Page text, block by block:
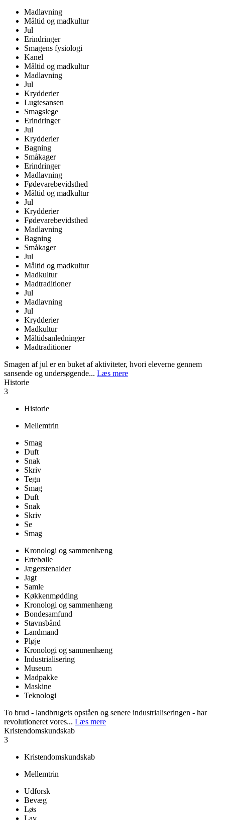
Madlavning
Måltid og madkultur
Jul
Erindringer
Smagens fysiologi
Kanel
Måltid og madkultur
Madlavning
Jul
Krydderier
Lugtesansen
Smagslege
Erindringer
Jul
Krydderier
Bagning
Småkager
Erindringer
Madlavning
Fødevarebevidsthed
Måltid og madkultur
Jul
Krydderier
Fødevarebevidsthed
Madlavning
Bagning
Småkager
Jul
Måltid og madkultur
Madkultur
Madtraditioner
Jul
Madlavning
Jul
Krydderier
Madkultur
Måltidsanledninger
Madtraditioner
Smagen af jul er en buket af aktiviteter, hvori eleverne gennem
sansende og undersøgende... Læs mere
Historie
3
Historie
Mellemtrin
Smag
Duft
Snak
Skriv
Tegn
Smag
Duft
Snak
Skriv
Se
Smag
Kronologi og sammenhæng
Ertebølle
Jægerstenalder
Jagt
Samle
Køkkenmødding
Kronologi og sammenhæng
Bondesamfund
Stavnsbånd
Landmand
Pløje
Kronologi og sammenhæng
Industrialisering
Museum
Madpakke
Maskine
Teknologi
To brud - landbrugets opståen og senere industrialiseringen - har
revolutioneret vores... Læs mere
Kristendomskundskab
3
Kristendomskundskab
Mellemtrin
Udforsk
Bevæg
Løs
Lav